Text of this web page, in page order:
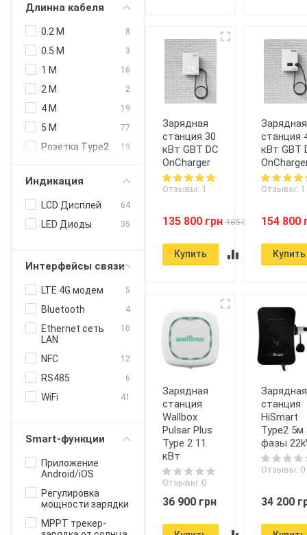
240 кВт (DC) 3
250 кВт (DC) 4
300 кВт 1
Длинна кабеля
0.2 M 8
0.5 M 3
1 M 16
2 M 2
4 M 19
5 M 77
Розетка Type2 19
Индикация
LCD Дисплей 64
LED Диоды 35
Интерфейсы связи
LTE 4G модем 5
Bluetooth 4
Ethernet сеть
LAN
10
NFC 12
RS485 6
WiFi 41
Smart-функции
Приложение
Android/iOS
Регулировка
мощности зарядки
MPPT трекер-
Зарядная
станция 30
кВт GBT DC
OnCharger
Отзывы: 1
135 800 грн 185 000 грн
Купить
Зарядная
станция
кВт GBT
Отзывы: 1
154 800
Купить
Зарядная
станция
Wallbox
Pulsar Plus
Type 2 11
кВт
Отзывы: 0
36 900 грн
Зарядная
станция
HiSmart
Type2 5м
фазы
Отзывы: 0
34 200